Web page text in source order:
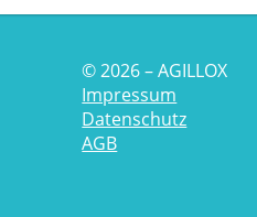
© 2026 – AGILLOX
Impressum
Datenschutz
AGB